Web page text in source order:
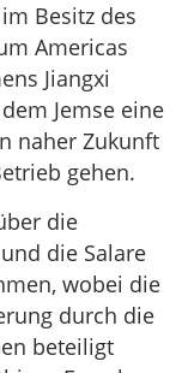
Besitz des
Americas
Jiangxi
Jemse eine
naher Zukunft
gehen.
die
die Salare
wobei die
durch die
beteiligt